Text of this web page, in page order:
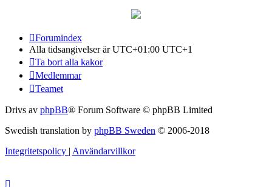
Forumindex
Alla tidsangivelser är UTC+01:00 UTC+1
Ta bort alla kakor
Medlemmar
Teamet
Drivs av phpBB® Forum Software © phpBB Limited
Swedish translation by phpBB Sweden © 2006-2018
Integritetspolicy | Användarvillkor